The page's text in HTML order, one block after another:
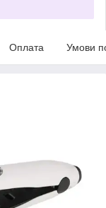
Оплата Умови